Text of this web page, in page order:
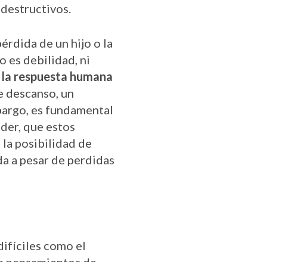
de un hijo o la
es debilidad, ni
respuesta humana
descanso, un
es fundamental
que estos
la posibilidad de
a pesar de perdidas
como el